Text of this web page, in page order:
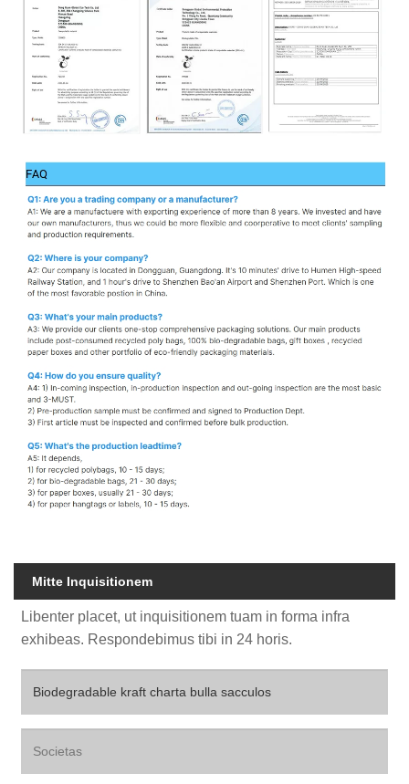
Mitte Inquisitionem
Libenter placet, ut inquisitionem tuam in forma infra
exhibeas. Respondebimus tibi in 24 horis.